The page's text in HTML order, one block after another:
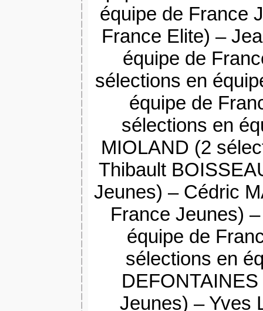
équipe de France
France Elite) –
équipe de
sélections en
équipe de
sélections en
MIOLAND (2
Thibault
Jeunes) – Cédric
France Jeunes)
équipe de
sélections en
Jeunes) – Yves